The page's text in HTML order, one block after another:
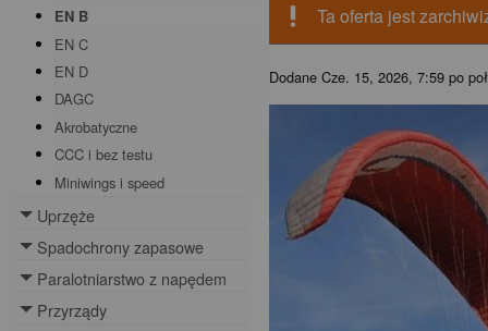
EN B
EN C
EN D
DAGC
Akrobatyczne
CCC i bez testu
Miniwings i speed
Uprzęże
Toggle menu
Spadochrony zapasowe
Toggle menu
Paralotniarstwo z napędem
Toggle menu
Przyrządy
Toggle menu
priority_high Ta oferta jest
DodaneCze. 15, 2026, 7:59 po